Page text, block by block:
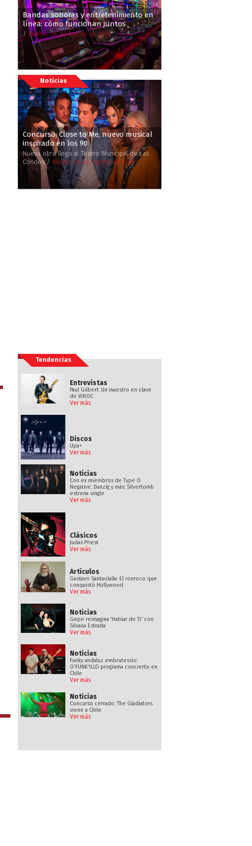
Bandas sonoras y entretenimiento en
línea: cómo funcionan juntos
/Martes, 04 de Agosto de 2026
Noticias
Concurso: Close to Me, nuevo musical
inspirado en los 90
Nueva obra llega al Teatro Municipal de Las
Condes /Martes, 04 de Agosto de 2026
Tendencias
Entrevistas
Paul Gilbert: Un maestro en clave
de WROC
Ver más
Discos
Upa+
Ver más
Noticias
Con ex miembros de Type O
Negative, Danzig y más: Silvertomb
estrena single
Ver más
Clásicos
Judas Priest
Ver más
Artículos
Gustavo Santaolalla: El ronroco que
conquistó Hollywood
Ver más
Noticias
Gepe reimagina 'Hablar de Ti' con
Silvana Estrada
Ver más
Noticias
Funky andaluz embrutessío:
O'FUNK'ILLO programa concierto en
Chile
Ver más
Noticias
Concurso cerrado: The Gladiators
viene a Chile
Ver más